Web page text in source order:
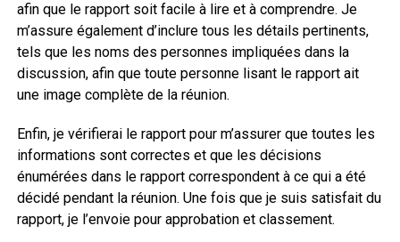
afin que le rapport soit facile à lire et à comprendre. Je
m’assure également d’inclure tous les détails pertinents,
tels que les noms des personnes impliquées dans la
discussion, afin que toute personne lisant le rapport ait
une image complète de la réunion.
Enfin, je vérifierai le rapport pour m’assurer que toutes les
informations sont correctes et que les décisions
énumérées dans le rapport correspondent à ce qui a été
décidé pendant la réunion. Une fois que je suis satisfait du
rapport, je l’envoie pour approbation et classement.